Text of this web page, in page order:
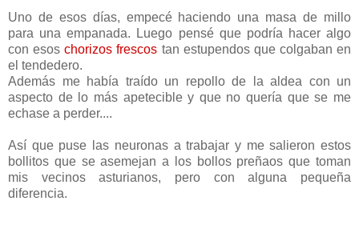
Uno de esos días, empecé haciendo una masa de millo
para una empanada. Luego pensé que podría hacer algo
con esoschorizos frescos tan estupendos que colgaban en
el tendedero.
Además me había traído un repollo de la aldea con un
aspecto de lo más apetecible y que no quería que se me
echase a perder....
Así que puse las neuronas a trabajar y me salieron estos
bollitos que se asemejan a los bollos preñaos que toman
mis vecinos asturianos, pero con alguna pequeña
diferencia.